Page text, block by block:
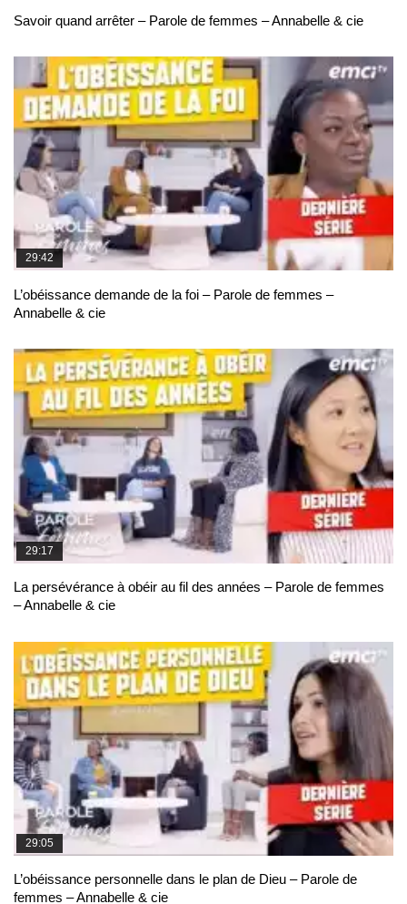
Savoir quand arrêter – Parole de femmes – Annabelle & cie
29:42
L’obéissance demande de la foi – Parole de femmes –
Annabelle & cie
29:17
La persévérance à obéir au fil des années – Parole de femmes
– Annabelle & cie
29:05
L’obéissance personnelle dans le plan de Dieu – Parole de
femmes – Annabelle & cie